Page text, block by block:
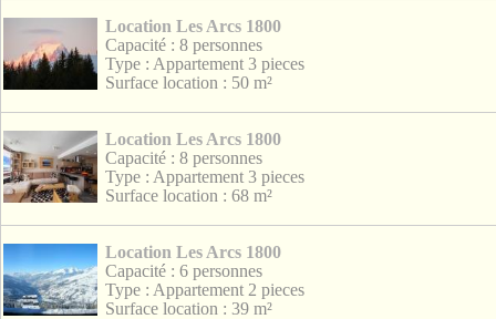
Location Les Arcs 1800
Capacité : 8 personnes
Type : Appartement 3 pieces
Surface location : 50 m²
Location Les Arcs 1800
Capacité : 8 personnes
Type : Appartement 3 pieces
Surface location : 68 m²
Location Les Arcs 1800
Capacité : 6 personnes
Type : Appartement 2 pieces
Surface location : 39 m²